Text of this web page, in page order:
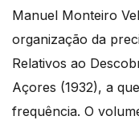
Manuel Monteiro
organização da
Relativos ao
Açores (1932), a
frequência. O